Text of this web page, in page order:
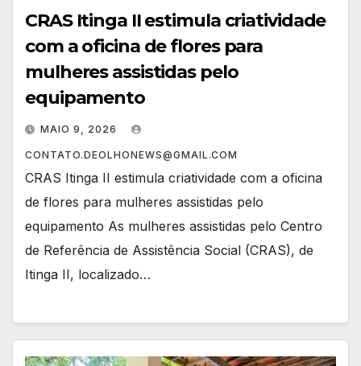
CRAS Itinga II estimula criatividade
com a oficina de flores para
mulheres assistidas pelo
equipamento
MAIO 9, 2026
CONTATO.DEOLHONEWS@GMAIL.COM
CRAS Itinga II estimula criatividade com a oficina
de flores para mulheres assistidas pelo
equipamento As mulheres assistidas pelo Centro
de Referência de Assistência Social (CRAS), de
Itinga II, localizado…